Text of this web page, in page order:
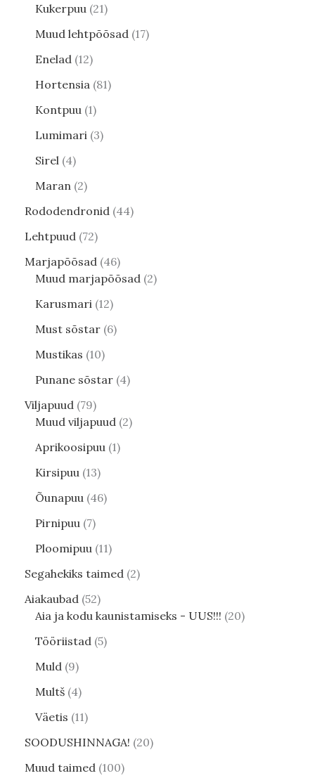
Kukerpuu 21
Muud lehtpõõsad 17
Enelad 12
Hortensia 81
Kontpuu 1
Lumimari 3
Sirel 4
Maran 2
Rododendronid 44
Lehtpuud 72
Marjapõõsad 46
Muud marjapõõsad 2
Karusmari 12
Must sõstar 6
Mustikas 10
Punane sõstar 4
Viljapuud 79
Muud viljapuud 2
Aprikoosipuu 1
Kirsipuu 13
Õunapuu 46
Pirnipuu 7
Ploomipuu 11
Segahekiks taimed 2
Aiakaubad 52
Aia ja kodu kaunistamiseks - UUS!!! 20
Tööriistad 5
Muld 9
Multš 4
Väetis 11
SOODUSHINNAGA! 20
Muud taimed 100